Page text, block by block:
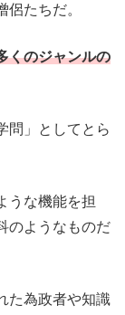
たちだ。
くのジャンルの
問」としてとら
うな機能を担
のようなものだ
た為政者や知識